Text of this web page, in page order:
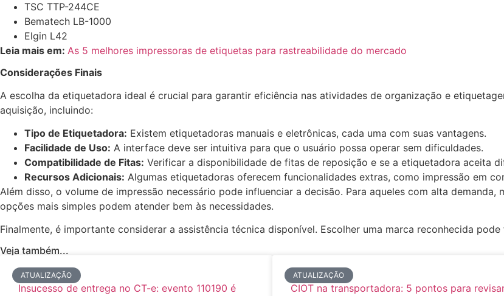
TSC TTP-244CE
Bematech LB-1000
Elgin L42
Leia mais em: As 5 melhores impressoras de etiquetas para rastreabilidade do mercado
Considerações Finais
A escolha da etiquetadora ideal é crucial para garantir eficiência nas atividades de organização e
aquisição, incluindo:
Tipo de Etiquetadora: Existem etiquetadoras manuais e eletrônicas, cada uma com suas vantagens.
Facilidade de Uso: A interface deve ser intuitiva para que o usuário possa operar sem dificuldades.
Compatibilidade de Fitas: Verificar a disponibilidade de fitas de reposição e se a etiquetadora aceita
Recursos Adicionais: Algumas etiquetadoras oferecem funcionalidades extras, como impressão em
Além disso, o volume de impressão necessário pode influenciar a decisão. Para aqueles com alta
opções mais simples podem atender bem às necessidades.
Finalmente, é importante considerar a assistência técnica disponível. Escolher uma marca reconhecida
Veja também...
ATUALIZAÇÃO
Insucesso de entrega no CT-e: evento 110190 é
ATUALIZAÇÃO
CIOT na transportadora: 5 pontos para